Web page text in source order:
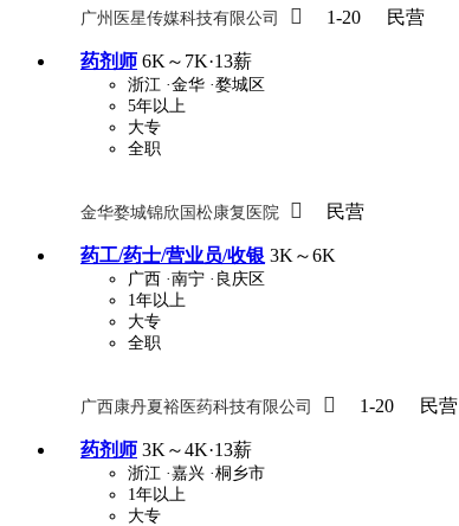
广州医星传媒科技有限公司  1-20
民营
药剂师 6K～7K·13薪
浙江 ·金华 ·婺城区
5年以上
大专
全职
金华婺城锦欣国松康复医院 
民营
药工/药士/营业员/收银 3K～6K
广西 ·南宁 ·良庆区
1年以上
大专
全职
广西康丹夏裕医药科技有限公司  1-20
民营
药剂师 3K～4K·13薪
浙江 ·嘉兴 ·桐乡市
1年以上
大专